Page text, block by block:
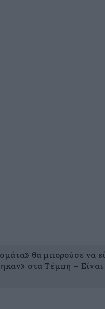
θα μπορούσε να
στα Τέμπη –